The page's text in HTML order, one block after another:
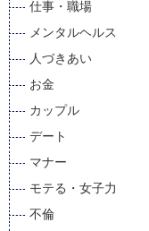
仕事・職場
メンタルヘルス
人づきあい
お金
カップル
デート
マナー
モテる・女子力
不倫